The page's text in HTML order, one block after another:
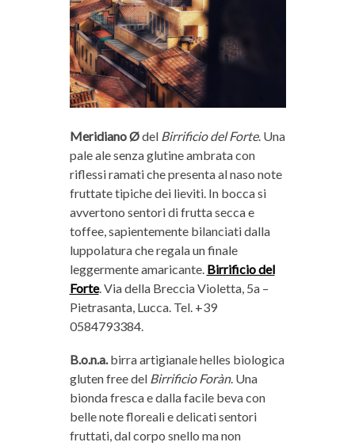
Meridiano Ødel Birrificio del Forte. Una
pale ale senza glutine ambrata con
riflessi ramati che presenta al naso note
fruttate tipiche dei lieviti. In bocca si
avvertono sentori di frutta secca e
toffee, sapientemente bilanciati dalla
luppolatura che regala un finale
leggermente amaricante. Birrificio del
Forte. Via della Breccia Violetta, 5a –
Pietrasanta, Lucca. Tel. +39
0584793384.
B.o.n.a.birra artigianale helles biologica
gluten free del Birrificio Foràn. Una
bionda fresca e dalla facile beva con
belle note floreali e delicati sentori
fruttati, dal corpo snello ma non